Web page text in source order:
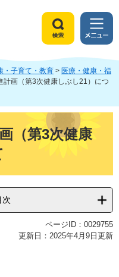
索
メ
ニ
ュ
ー
・子育て・教育 > 医療・健康・福
計画（第3次健康しぶし21）につ
（第3次健康
次
ページID：0029755
更新日：2025年4月9日更新